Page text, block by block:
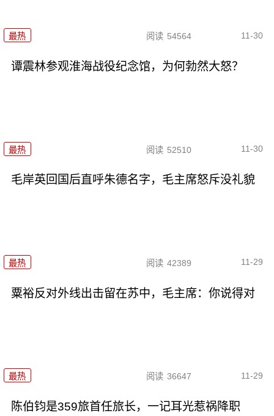
最热 阅读 54564 11-30
谭震林参观淮海战役纪念馆，为何勃然大怒？
最热 阅读 52510 11-30
毛岸英回国后直呼朱德名字，毛主席怒斥没礼貌
最热 阅读 42389 11-29
粟裕反对外线出击留在苏中，毛主席：你说得对
最热 阅读 36647 11-29
陈伯钧是359旅首任旅长，一记耳光惹祸降职